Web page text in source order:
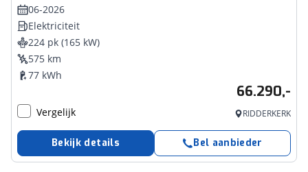
06-2026
Elektriciteit
224 pk (165 kW)
575 km
77 kWh
66.290,-
Vergelijk RIDDERKERK
Bekijk details Bel aanbieder